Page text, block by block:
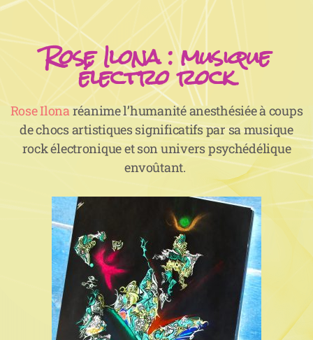
Rose Ilona : musique
électro rock
Rose Ilonaréanime l’humanité anesthésiée à coups
de chocs artistiques significatifs par sa musique
rock électronique et son univers psychédélique
envoûtant.